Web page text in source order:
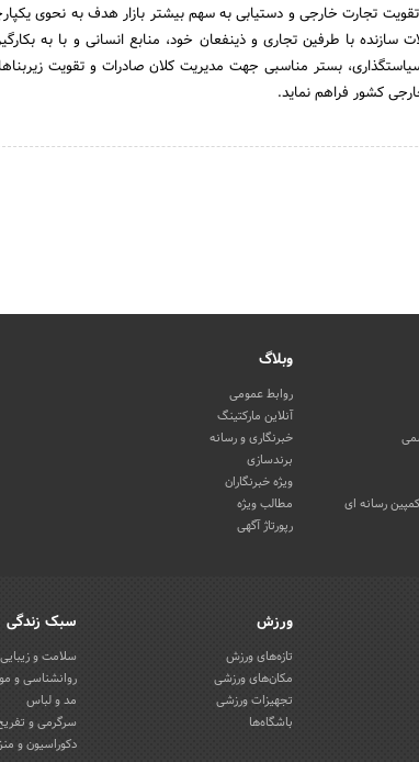
تجارت خارجی و دستیابی به سهم بیشتر بازار هدف به نحوی
سازنده با طرفین تجاری و ذینفعان خود، منابع انسانی و با به
بستر مناسبی جهت مدیریت کلان صادرات و تقویت
کشور فراهم نماید.
کمپین رسانه ای
وبلاگ
روابط عمومی
آنلاین مارکتینگ
خبرنگاری و رسانه
برندسازی
ویژه خبرنگاران
مطالب ویژه
رپورتاژ آگهی
ورزش
تازه‌های ورزش
مکان‌های ورزشی
تجهیزات ورزشی
باشگاه‌ها
سبک زندگی
سلامت و زیبایی
روانشناسی و
مد و لباس
سرگرمی و
دکوراسیون و